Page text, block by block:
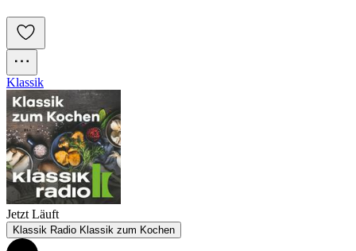
Klassik
Jetzt Läuft
Klassik Radio Klassik zum Kochen